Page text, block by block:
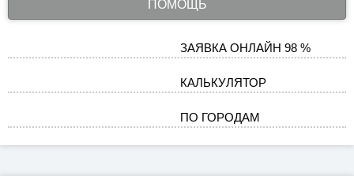
ПОМОЩЬ
ЗАЯВКА ОНЛАЙН 98 %
КАЛЬКУЛЯТОР
ПО ГОРОДАМ